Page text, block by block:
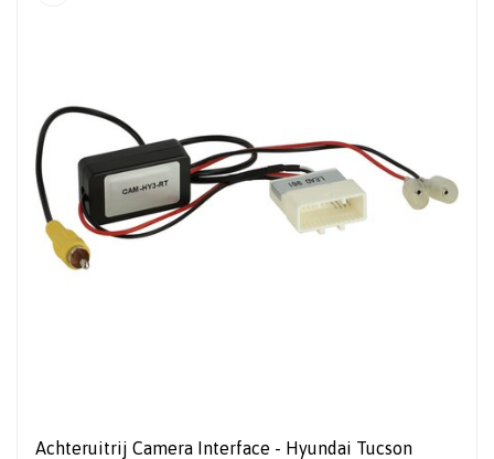
Achteruitrij Camera Interface - Hyundai Tucson